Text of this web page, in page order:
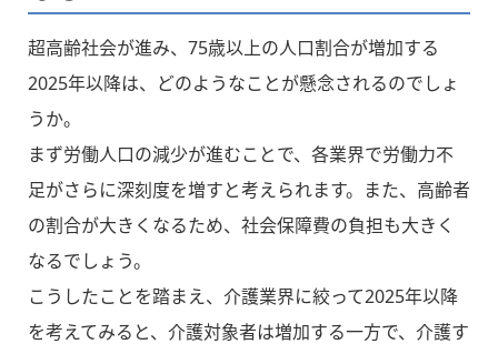
超高齢社会が進み、75歳以上の人口割合が増加する
2025年以降は、どのようなことが懸念されるのでしょ
うか。
まず労働人口の減少が進むことで、各業界で労働力不
足がさらに深刻度を増すと考えられます。また、高齢者
の割合が大きくなるため、社会保障費の負担も大きく
なるでしょう。
こうしたことを踏まえ、介護業界に絞って2025年以降
を考えてみると、介護対象者は増加する一方で、介護す